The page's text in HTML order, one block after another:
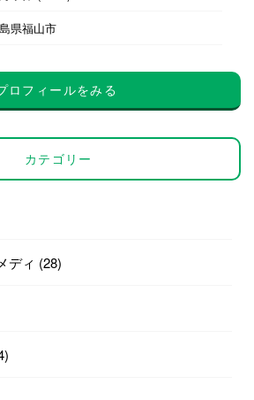
県福山市
ロフィールをみる
カテゴリー
ディ (28)